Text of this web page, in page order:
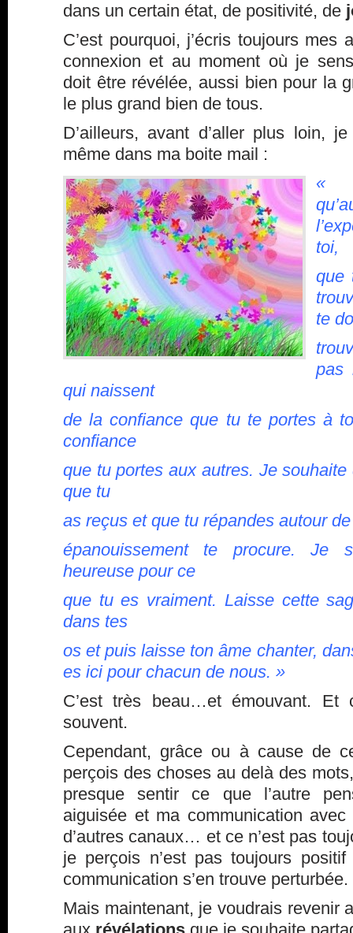
dans un certain état, de positivité, de
C’est pourquoi, j’écris toujours mes
connexion et au moment où je
doit être révélée, aussi bien pour la
le plus grand bien de tous.
D’ailleurs, avant d’aller plus loin,
même dans ma boite mail :
«
toi,
que
te
pas
qui naissent
de la confiance que tu te portes à
confiance
que tu portes aux autres. Je
que tu
as reçus et que tu répandes autour
épanouissement te procure. Je
heureuse pour ce
que tu es vraiment. Laisse cette
dans tes
os et puis laisse ton âme chanter,
es ici pour chacun de nous. »
C’est très beau…et émouvant. Et
souvent.
Cependant, grâce ou à cause de
perçois des choses au delà des
presque sentir ce que l’autre
aiguisée et ma communication
d’autres canaux… et ce n’est pas
je perçois n’est pas toujours
communication s’en trouve perturbée.
Mais maintenant, je voudrais revenir